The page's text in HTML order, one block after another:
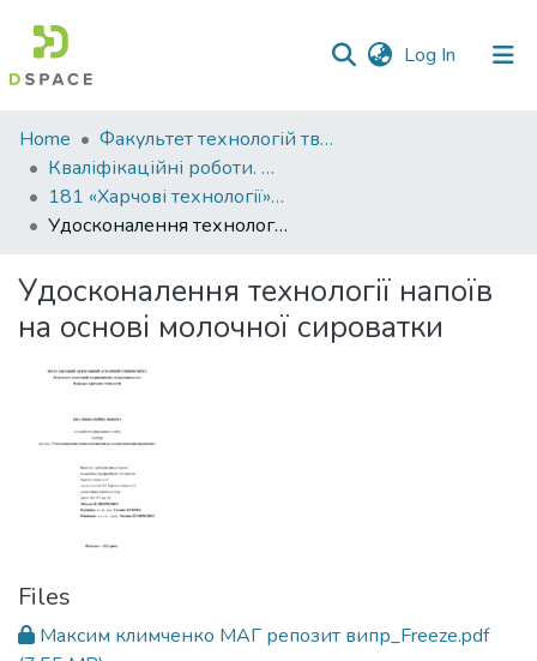
Log In (current)
Communities
&
Collections
All of DSpace
Statistics
Home
Факультет технологій тваринництва та продовольства
Кваліфікаційні роботи. Факультет технологій тваринництва та продовольства
181 «Харчові технології» - Магістри 2023-2024
Удосконалення технології напоїв на основі молочної сироватки
Удосконалення технології напоїв
на основі молочної сироватки
Files
Максим климченко МАГ репозит випр_Freeze.pdf